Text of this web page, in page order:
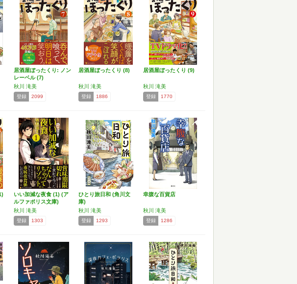
居酒屋ぼったくり: ノン
レーベル (7)
秋川 滝美
登録 2099
居酒屋ぼったくり (8)
秋川 滝美
登録 1886
居酒屋ぼったくり (9)
秋川 滝美
登録 1770
いい加減な夜食 (1) (ア
ルファポリス文庫)
秋川 滝美
登録 1303
ひとり旅日和 (角川文
庫)
秋川 滝美
登録 1293
幸腹な百貨店
秋川 滝美
登録 1286